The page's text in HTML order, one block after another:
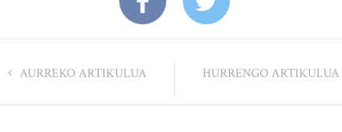
AURREKO ARTIKULUA HURRENGO ARTIKULUA